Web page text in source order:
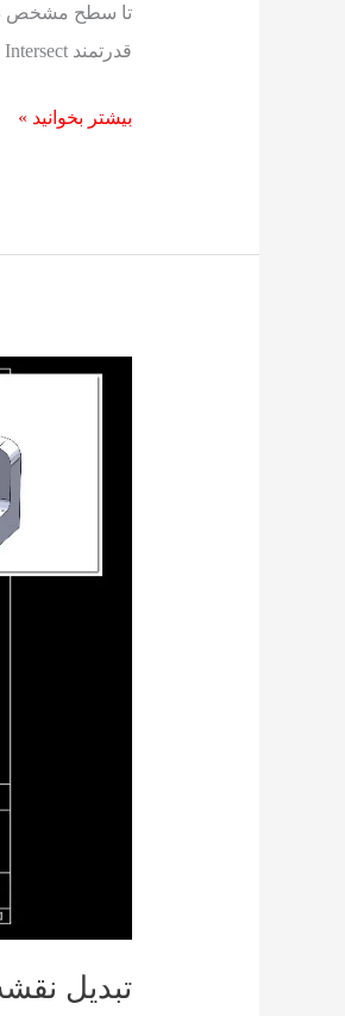
تا سطح مشخص
قدرتمند Intersect که در نسخه 2013 نرم افزار معرفی شد شما را قادر می سازد […]
بیشتر بخوانید »
تبدیل
تبدیل